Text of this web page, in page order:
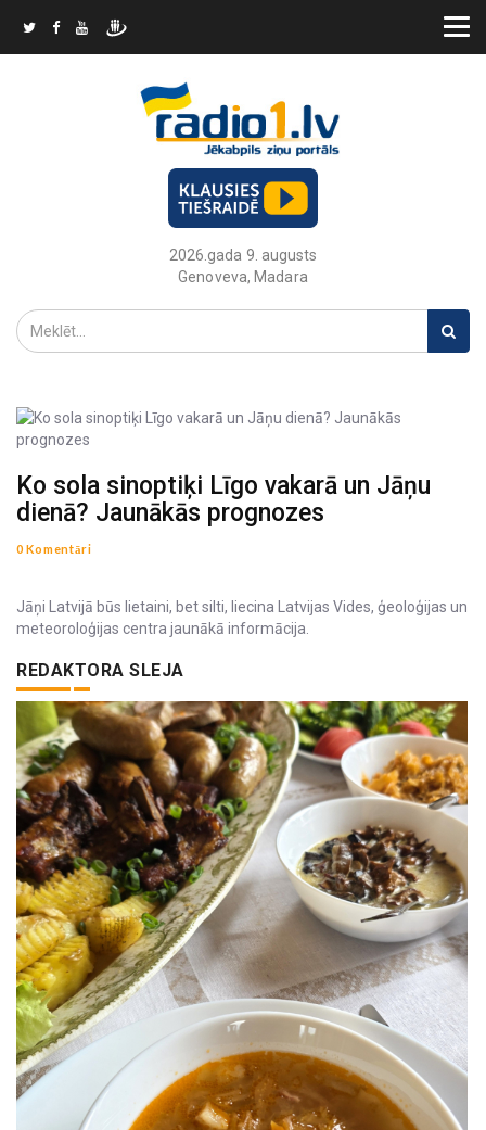
2026.gada 9. augusts
Genoveva, Madara
Ko sola sinoptiķi Līgo vakarā un Jāņu
dienā? Jaunākās prognozes
0 Komentāri
Jāņi Latvijā būs lietaini, bet silti, liecina Latvijas Vides, ģeoloģijas un
meteoroloģijas centra jaunākā informācija.
REDAKTORA SLEJA